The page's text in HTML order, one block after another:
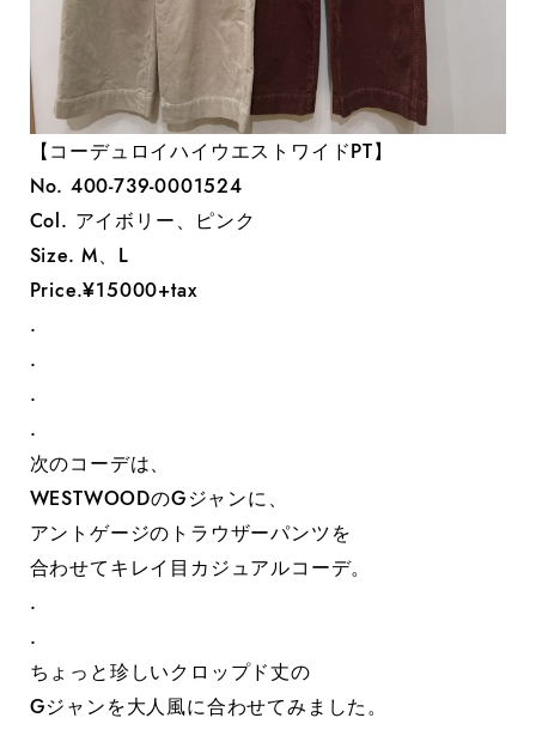
【コーデュロイハイウエストワイドPT】
No. 400-739-0001524
Col. アイボリー、ピンク
Size. M、L
Price.¥15000+tax
.
.
.
.
次のコーデは、
WESTWOODのGジャンに、
アントゲージのトラウザーパンツを
合わせてキレイ目カジュアルコーデ。
.
.
ちょっと珍しいクロップド丈の
Gジャンを大人風に合わせてみました。